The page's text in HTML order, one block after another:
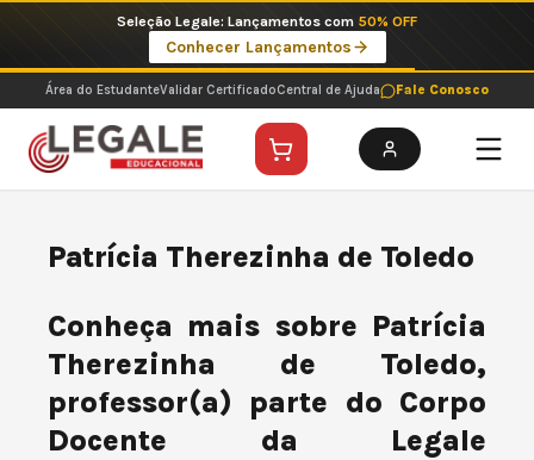
o
conteúdo
Seleção Legale: Lançamentos com 50% OFF
Conhecer Lançamentos
Área do EstudanteValidar CertificadoCentral de Ajuda Fale Conosco
Patrícia Therezinha de Toledo
Conheça mais sobre Patrícia
Therezinha de Toledo,
professor(a) parte do Corpo
Docente da Legale